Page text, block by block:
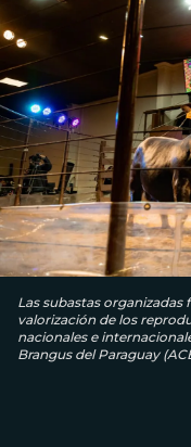
Las subastas
valorización de los
nacionales e
Brangus del Paraguay